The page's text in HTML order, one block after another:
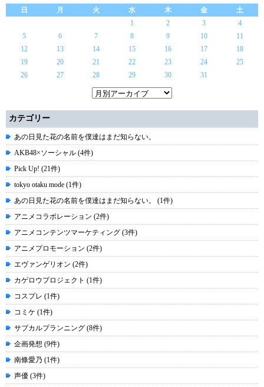
日
月 火 水 木 金
土
1
2 3
4
5
6 7 8 9 10
11
12
13 14 15 16 17
18
19
20 21 22 23 24
25
26
27 28 29 30 31
カテゴリー
あの日見た花の名前を僕達はまだ知らない。
AKB48×ソーシャル (4件)
Pick Up! (21件)
tokyo otaku mode (1件)
あの日見た花の名前を僕達はまだ知らない。 (1件)
アニメコラボレーション (2件)
アニメコンテンツマーケティング (3件)
アニメプロモーション (2件)
エヴァンゲリオン (2件)
カゲロウプロジェクト (1件)
コスプレ (1件)
コミケ (1件)
サブカルプランニング (8件)
企画発想 (9件)
南條愛乃 (1件)
声優 (3件)